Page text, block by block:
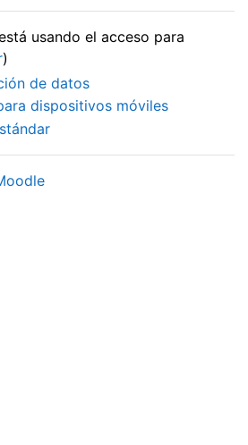
usando el acceso para
)
de datos
dispositivos móviles